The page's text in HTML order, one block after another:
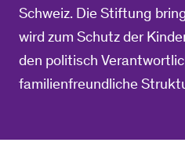
Schweiz. Die Stiftung
wird zum Schutz der
den politisch
familienfreundliche